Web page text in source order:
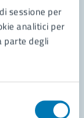
sessione per
analitici per
parte degli